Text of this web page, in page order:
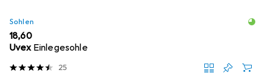
Sohlen
EUR
18,60
Uvex Einlegesohle
25